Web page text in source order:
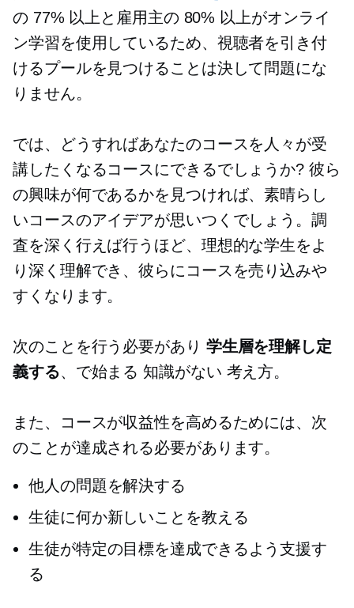
の 77% 以上と雇用主の 80% 以上がオンライ
ン学習を使用しているため、視聴者を引き付
けるプールを見つけることは決して問題にな
りません。
では、どうすればあなたのコースを人々が受
講したくなるコースにできるでしょうか? 彼ら
の興味が何であるかを見つければ、素晴らし
いコースのアイデアが思いつくでしょう。調
査を深く行えば行うほど、理想的な学生をよ
り深く理解でき、彼らにコースを売り込みや
すくなります。
次のことを行う必要があり 学生層を理解し定
義する、で始まる知識がない 考え方。
また、コースが収益性を高めるためには、次
のことが達成される必要があります。
他人の問題を解決する
生徒に何か新しいことを教える
生徒が特定の目標を達成できるよう支援す
る